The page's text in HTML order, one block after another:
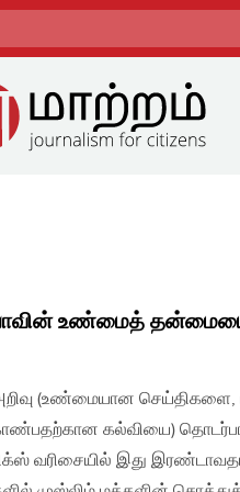
உண்மைத்
(உண்மையான
கல்வியை)
வரிசையில் இது